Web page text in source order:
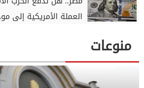
العملة الأمريكية إلى
منوعات